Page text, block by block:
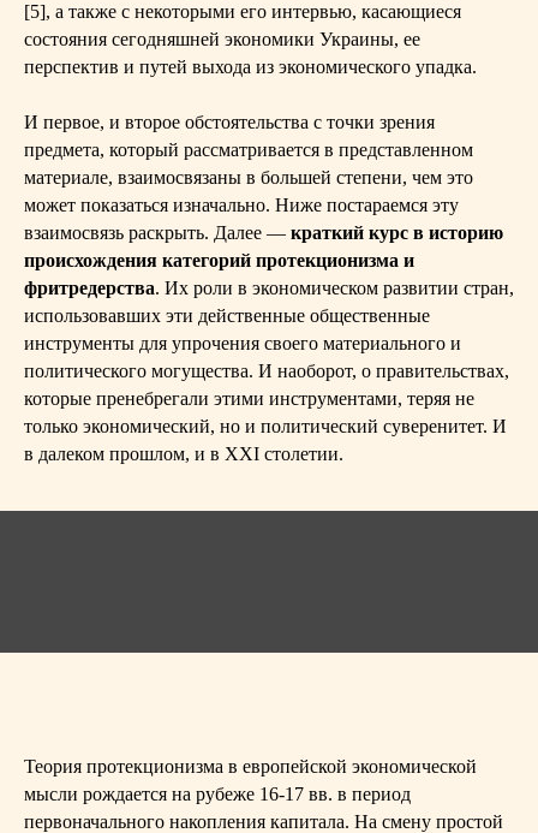
[5], а также с некоторыми его интервью, касающиеся
состояния сегодняшней экономики Украины, ее
перспектив и путей выхода из экономического упадка.
И первое, и второе обстоятельства с точки зрения
предмета, который рассматривается в представленном
материале, взаимосвязаны в большей степени, чем это
может показаться изначально. Ниже постараемся эту
взаимосвязь раскрыть. Далее — краткий курс в историю
происхождения категорий протекционизма и
фритредерства. Их роли в экономическом развитии стран,
использовавших эти действенные общественные
инструменты для упрочения своего материального и
политического могущества. И наоборот, о правительствах,
которые пренебрегали этими инструментами, теряя не
только экономический, но и политический суверенитет. И
в далеком прошлом, и в XXI столетии.
Теория протекционизма в европейской экономической
мысли рождается на рубеже 16-17 вв. в период
первоначального накопления капитала. На смену простой